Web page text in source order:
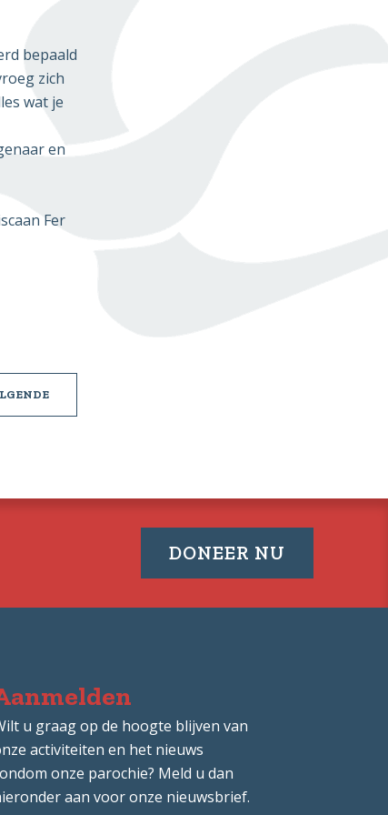
bepaald
zich
wat je
en
Fer
NIEUWSBRIEF
2026
DONEER NU
u graag op de hoogte blijven van
activiteiten en het nieuws
onze parochie? Meld u dan
aan voor onze nieuwsbrief.